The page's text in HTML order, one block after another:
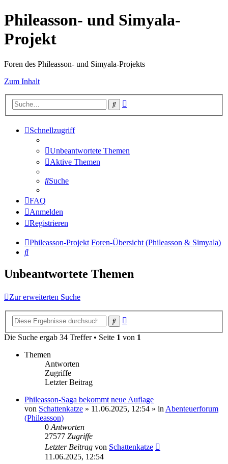
Phileasson- und Simyala-
Projekt
Foren des Phileasson- und Simyala-Projekts
Zum Inhalt
Suche
Schnellzugriff
Unbeantwortete Themen
Aktive Themen
Suche
FAQ
Anmelden
Registrieren
Phileasson-Projekt Foren-Übersicht (Phileasson & Simyala)
Suche
Unbeantwortete Themen
Zur erweiterten Suche
Suche
Die Suche ergab 34 Treffer • Seite 1 von 1
Themen
Antworten
Zugriffe
Letzter Beitrag
Phileasson-Saga bekommt neue Auflage
von Schattenkatze » 11.06.2025, 12:54 » in Abenteuerforum
(Phileasson)
0 Antworten
27577 Zugriffe
Letzter Beitrag von Schattenkatze
11.06.2025, 12:54